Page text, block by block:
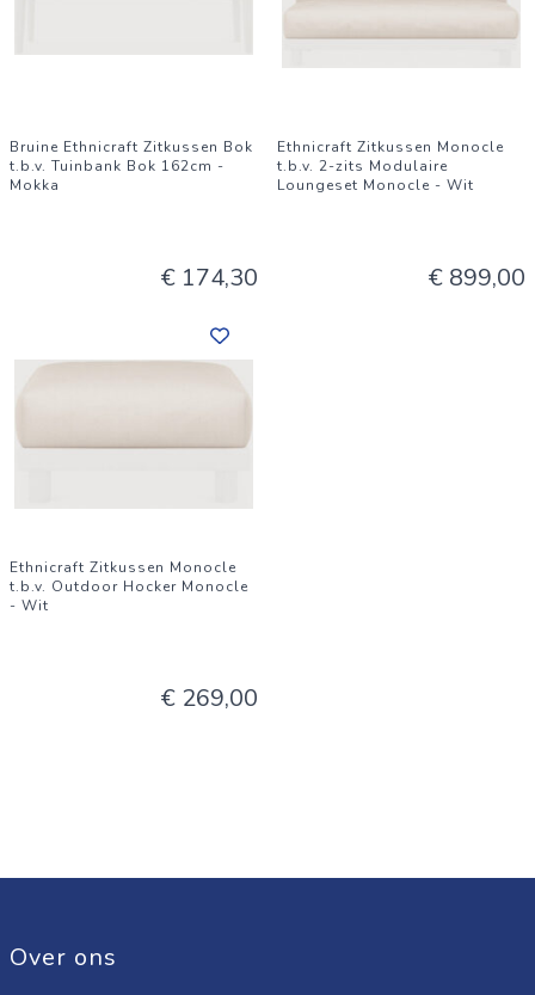
Bruine Ethnicraft Zitkussen Bok
t.b.v. Tuinbank Bok 162cm -
Mokka
€ 174,30
Ethnicraft Zitkussen Monocle
t.b.v. 2-zits Modulaire
Loungeset Monocle - Wit
€ 899,00
Ethnicraft Zitkussen Monocle
t.b.v. Outdoor Hocker Monocle
- Wit
€ 269,00
Over ons